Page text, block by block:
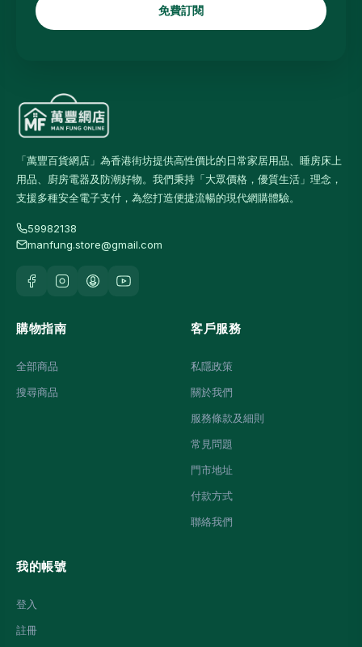
免費訂閱
「萬豐百貨網店」為香港街坊提供高性價比的日常家居用品、睡房床上
用品、廚房電器及防潮好物。我們秉持「大眾價格，優質生活」理念，
支援多種安全電子支付，為您打造便捷流暢的現代網購體驗。
59982138
manfung.store@gmail.com
購物指南
全部商品
搜尋商品
客戶服務
私隱政策
關於我們
服務條款及細則
常見問題
門市地址
付款方式
聯絡我們
我的帳號
登入
註冊